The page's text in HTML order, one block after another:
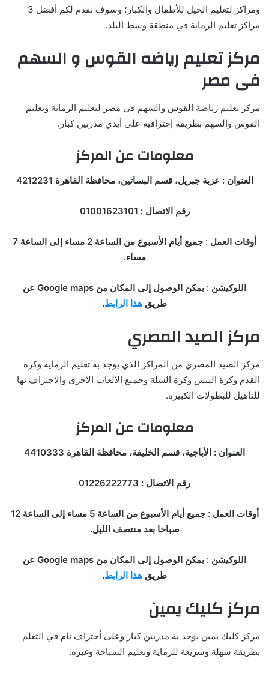
ومراكز لتعليم الخيل للأطفال والكبار؛ وسوف نقدم لكم أفضل 3
مراكز تعليم الرماية في منطقة وسط البلد.
مركز تعليم رياضه القوس و السهم
فى مصر
مركز تعليم رياضة القوس والسهم في مصر لتعليم الرماية وتعليم
القوس والسهم بطريقة إحترافيه على أيدي مدربين كبار.
معلومات عن المركز
العنوان : عزبة جبريل، قسم البساتين، محافظة القاهرة 4212231
رقم الاتصال : 01001623101
أوقات العمل : جميع أيام الأسبوع من الساعة 2 مساء إلى الساعة 7
مساء.
اللوكيشن : يمكن الوصول إلى المكان من Google maps عن
طريق هذا الرابط.
مركز الصيد المصري
مركز الصيد المصري من المراكز الذي يوجد به تعليم الرماية وكرة
القدم وكرة التنس وكرة السلة وجميع الألعاب الأخرى والاحتراف بها
للتأهيل للبطولات الكبيرة.
معلومات عن المركز
العنوان : الأباجية، قسم الخليفة، محافظة القاهرة 4410333
رقم الاتصال : 01226222773
أوقات العمل : جميع أيام الأسبوع من الساعة 5 مساء إلى الساعة 12
صباحا بعد منتصف الليل.
اللوكيشن : يمكن الوصول إلى المكان من Google maps عن
طريق هذا الرابط.
مركز كليك يمين
مركز كليك يمين يوجد به مدربين كبار وعلى أحتراف تام في التعلم
بطريقة سهلة وسريعة للرماية وتعليم السباحة وغيره.